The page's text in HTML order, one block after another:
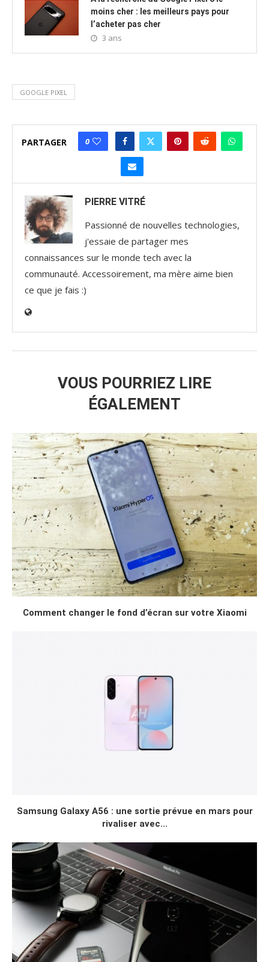
moins cher : les meilleurs pays pour
l’acheter pas cher
3 ans
GOOGLE PIXEL
PARTAGER 0
PIERRE VITRÉ
Passionné de nouvelles technologies,
j'essaie de partager mes
connaissances sur le monde tech avec la
communauté. Accessoirement, ma mère aime bien
ce que je fais :)
VOUS POURRIEZ LIRE
ÉGALEMENT
Comment changer le fond d’écran sur votre Xiaomi
Samsung Galaxy A56 : une sortie prévue en mars pour
rivaliser avec...